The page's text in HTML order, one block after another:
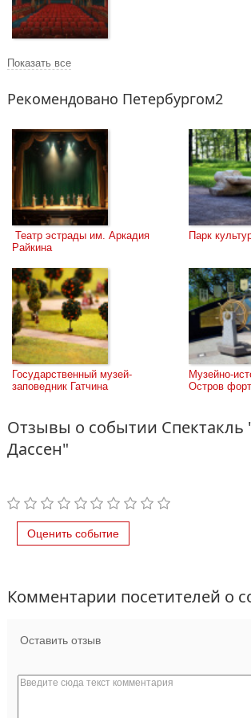
Показать все
Рекомендовано Петербургом2
Райкина
Парк
Государственный музей-
заповедник Гатчина
Музейно-
Остров
Отзывы о событии Спектакль
Дассен"
Оценить событие
Комментарии посетителей о
Оставить отзыв